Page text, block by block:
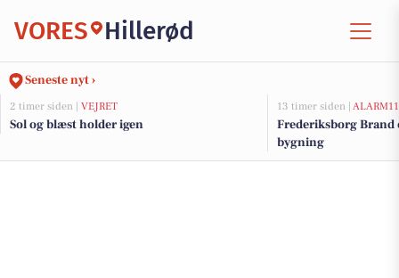
VORES Hillerød
Seneste nyt ›
2 timer siden | VEJRET
Sol og blæst holder igen
13 timer siden |
Frederiksborg Brand
bygning